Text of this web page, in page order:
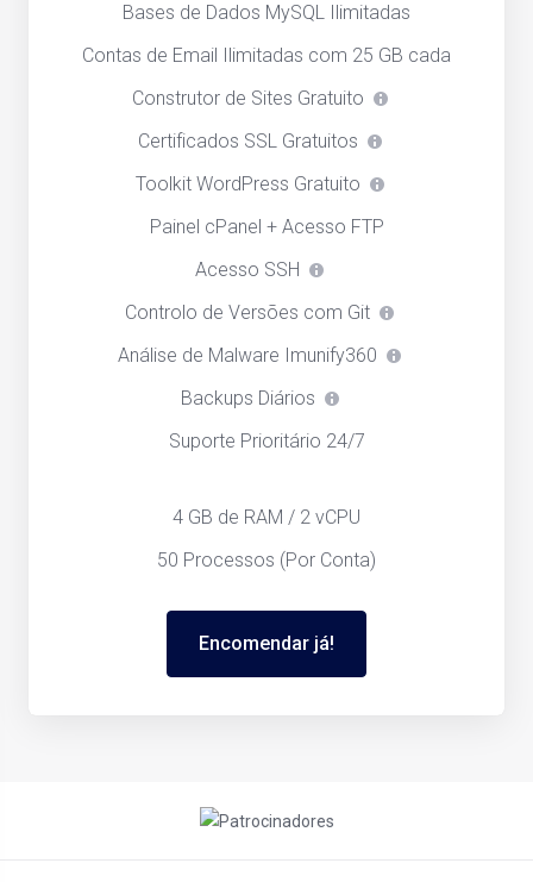
Bases de Dados MySQL Ilimitadas
Contas de Email Ilimitadas com 25 GB cada
Construtor de Sites Gratuito
Certificados SSL Gratuitos
Toolkit WordPress Gratuito
Painel cPanel + Acesso FTP
Acesso SSH
Controlo de Versões com Git
Análise de Malware Imunify360
Backups Diários
Suporte Prioritário 24/7
4 GB de RAM / 2 vCPU
50 Processos (Por Conta)
Encomendar já!